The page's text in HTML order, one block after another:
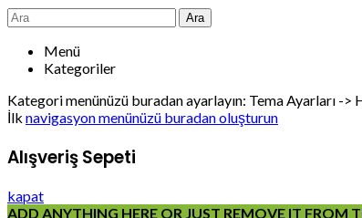
Ara
Menü
Kategoriler
Kategori menünüzü buradan ayarlayın: Tema Ayarları
İlk navigasyon menünüzü buradan oluşturun
Alışveriş Sepeti
kapat
ADD ANYTHING HERE OR JUST REMOVE IT FROM